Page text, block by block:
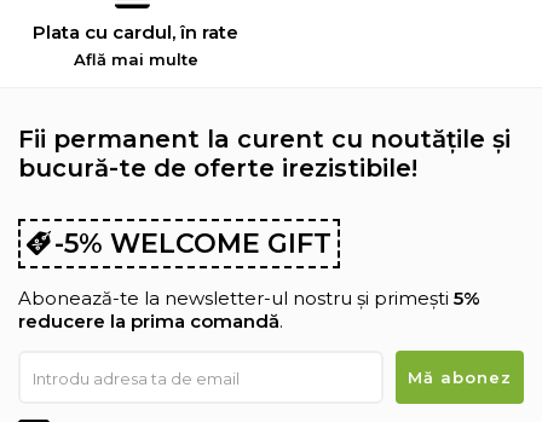
Plata cu cardul, în rate
Află mai multe
Fii permanent la curent cu noutățile și
bucură-te de oferte irezistibile!
-5% WELCOME GIFT
Abonează-te la newsletter-ul nostru și primești 5%
reducere la prima comandă.